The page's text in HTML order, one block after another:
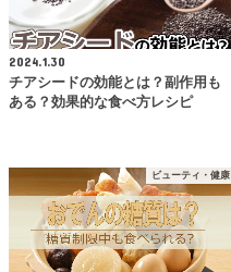
2024.1.30
チアシードの効能とは？副作用も
ある？効果的な食べ方レシピ
ビューティ・健康